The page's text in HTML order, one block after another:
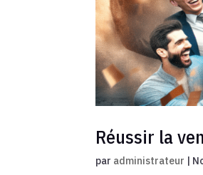
Réussir la
par administrateur